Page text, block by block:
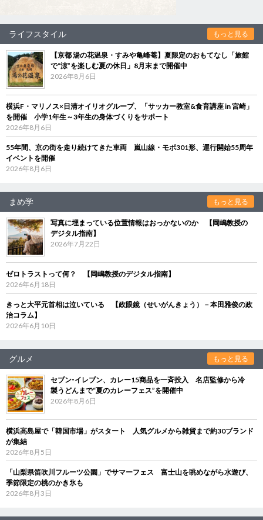
ライフスタイル もっと見る
【京都 湯の花温泉・すみや亀峰菴】夏限定のおもてなし「旅館
で“涼”を楽しむ夏の休日」8月末まで開催中
2026年8月6日
横浜F・マリノス×日清オイリオグループ、「サッカー教室&食育講座 in 宮崎」
を開催 小学1年生～3年生の身体づくりをサポート
2026年8月6日
55年間、京の街を走り続けてきた車両 嵐山線・モボ301形、運行開始55周年
イベントを開催
2026年8月6日
まめ学 もっと見る
写真に埋まっている位置情報はおっかないのか 【岡嶋教授の
デジタル指南】
2026年7月22日
ゼロトラストって何？ 【岡嶋教授のデジタル指南】
2026年6月18日
きっと大平元首相は泣いている 【政眼鏡（せいがんきょう）－本田雅俊の政
治コラム】
2026年6月10日
グルメ もっと見る
セブン‐イレブン、カレー15商品を一斉投入 名店監修から冷
製うどんまで“夏のカレーフェス”を開催中
2026年8月6日
横浜高島屋で「韓国市場」がスタート 人気グルメから雑貨まで約30ブランド
が集結
2026年8月5日
「山梨県笛吹川フルーツ公園」でサマーフェス 富士山を眺めながら水遊び、
季節限定の桃のかき氷も
2026年8月3日